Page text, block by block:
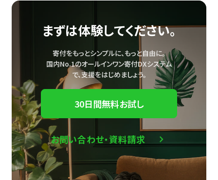
まずは体験してください。
寄付をもっとシンプルに、もっと自由に。
国内No.1のオールインワン寄付DXシステム
で、支援をはじめましょう。
30日間無料お試し
お問い合わせ・資料請求